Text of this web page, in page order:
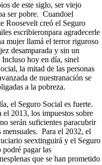
de este siglo, ser viejo
ser pobre. Cuandoel
Roosevelt creó el Seguro
escribieronpara agradecerle
mujer llamá el terror riguroso
desamparada y sin un
hoy en día, sinel
la mitad de las personas
de nuestranación se
a la pobreza.
el Seguro Social es fuerte.
el 2013, los impuestos sobre
serán suficientes paracubrir
mensuales. Para el 2032, el
seextinguirá y el Seguro
podré pagar las
que se han prometido